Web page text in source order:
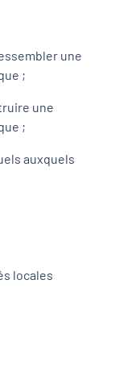
une
;
une
;
auxquels
locales